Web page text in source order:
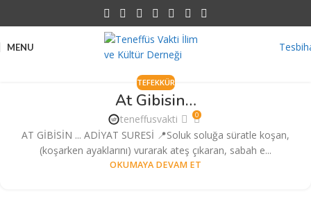
MENU
TEFEKKÜR
At Gibisin…
teneffusvakti 0
AT GİBİSİN ... ADİYAT SURESİ 📍Soluk soluğa süratle koşan,
(koşarken ayaklarını) vurarak ateş çıkaran, sabah e...
OKUMAYA DEVAM ET